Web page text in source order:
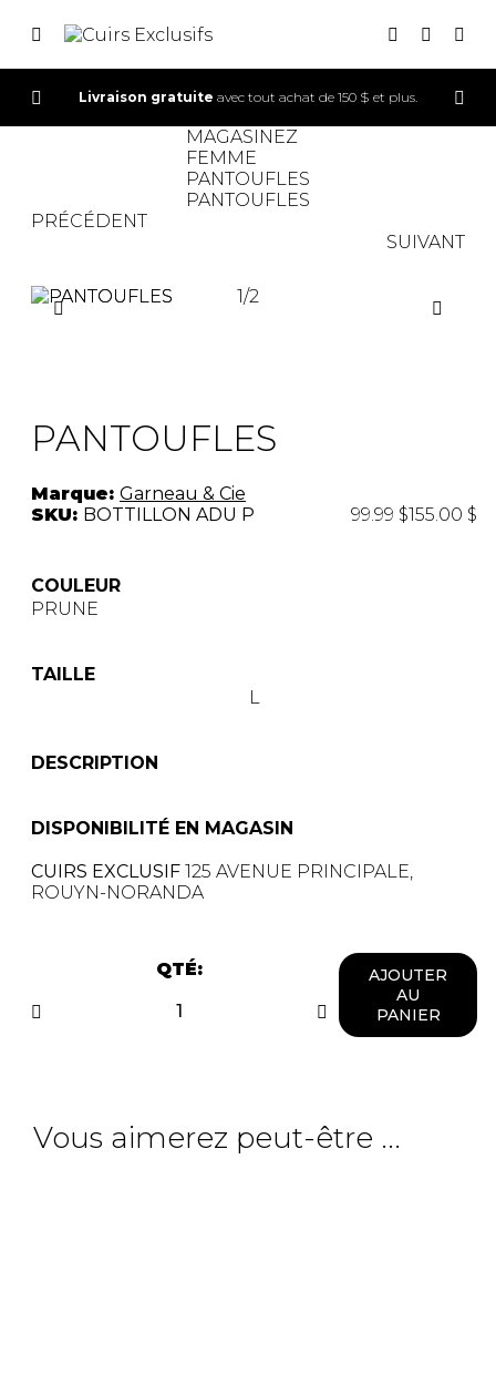
INSCRIPTION
Livraison gratuite avec tout achat de 150 $ et plus.
MAGASINEZ
FEMME
PANTOUFLES
PANTOUFLES
PRÉCÉDENT
SUIVANT
1/2
PANTOUFLES
Marque: Garneau & Cie
SKU: BOTTILLON ADU P 99.99 $155.00 $
COULEUR
PRUNE
TAILLE
L
DESCRIPTION
DISPONIBILITÉ EN MAGASIN
CUIRS EXCLUSIF 125 AVENUE PRINCIPALE,
ROUYN-NORANDA
QTÉ:
AJOUTER
AU
PANIER
Vous aimerez peut-être ...